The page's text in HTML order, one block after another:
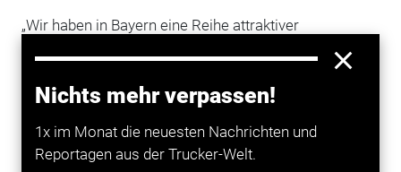
Nichts mehr verpassen!
1x im Monat die neuesten Nachrichten und
Reportagen aus der Trucker-Welt.
„Wir haben in Bayern eine Reihe attraktiver
kommen. Darunter sind die B2 von Augsburg nach
Donauwörth und die B17 von Augsburg nach
befahrenen und wenig romantischen Urlaubsroute
„Romantische Straße". „In der Oberpfalz haben wir bei